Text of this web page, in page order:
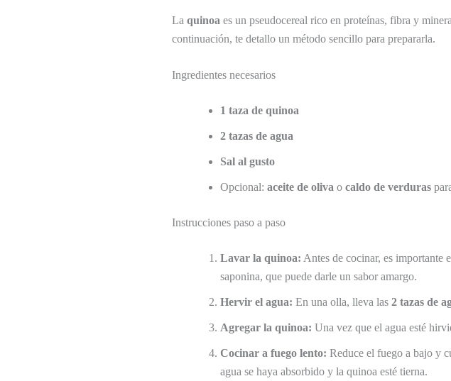
La quinoa es un pseudocereal rico en proteínas, fibra y
continuación, te detallo un método sencillo para prepararla.
Ingredientes necesarios
1 taza de quinoa
2 tazas de agua
Sal al gusto
Opcional: aceite de oliva o caldo de verduras
Instrucciones paso a paso
Lavar la quinoa: Antes de cocinar, es importante
saponina, que puede darle un sabor amargo.
Hervir el agua: En una olla, lleva las 2 tazas de
Agregar la quinoa: Una vez que el agua esté
Cocinar a fuego lento: Reduce el fuego a bajo y
agua se haya absorbido y la quinoa esté tierna.